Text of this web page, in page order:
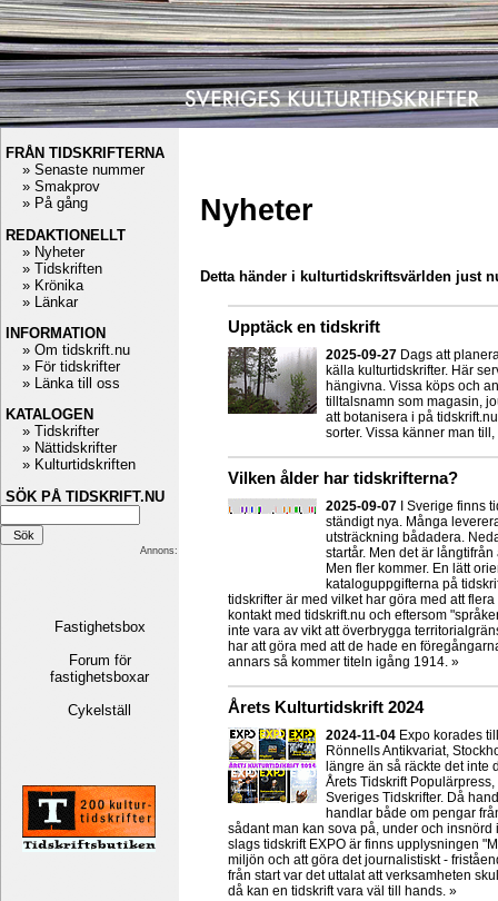
Nyheter
Detta händer i kulturtidskriftsvärlden just
Upptäck en tidskrift
2025-09-27 Dags att
källa kulturtidskrifter. Här
hängivna. Vissa köps och
tilltalsnamn som magasin,
att botanisera i på
sorter. Vissa känner man
Vilken ålder har tidskrifterna?
2025-09-07
I Sverige finns
ständigt nya. Många
utsträckning bådadera.
startår. Men det är
Men fler kommer. En lätt
kataloguppgifterna på
tidskrifter är med vilket har göra med att
kontakt med tidskrift.nu och eftersom
inte vara av vikt att överbrygga
har att göra med att de hade en
annars så kommer titeln igång 1914. »
Årets Kulturtidskrift 2024
2024-11-04 Expo korades
Rönnells Antikvariat,
längre än så räckte det
Årets Tidskrift
Sveriges Tidskrifter. Då
handlar både om pengar
sådant man kan sova på, under och
slags tidskrift EXPO är finns upplysningen
miljön och att göra det journalistiskt -
från start var det uttalat att verksamheten
då kan en tidskrift vara väl till hands. »
FRÅN TIDSKRIFTERNA
» Senaste nummer
» Smakprov
» På gång
REDAKTIONELLT
» Nyheter
» Tidskriften
» Krönika
» Länkar
INFORMATION
» Om tidskrift.nu
» För tidskrifter
» Länka till oss
KATALOGEN
» Tidskrifter
» Nättidskrifter
» Kulturtidskriften
SÖK PÅ TIDSKRIFT.NU
Annons:
Fastighetsbox
Forum för
fastighetsboxar
Cykelställ